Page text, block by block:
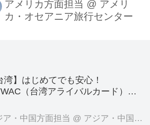
やすいように、「お手洗い」や
。 アメリカのトイレ…個人的な感
本のトイレに慣れていた私にとっ
「もっと汚いと思っていたのに、
アメリカ方面担当 @ アメリ
カ・オセアニア旅行センター
湾】はじめてでも安心！
（台湾アライバルカード）」
ア・中国方面担当 @ アジア・中国旅行センター